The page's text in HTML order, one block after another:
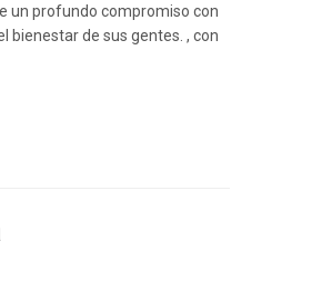
un profundo compromiso con
bienestar de sus gentes. , con